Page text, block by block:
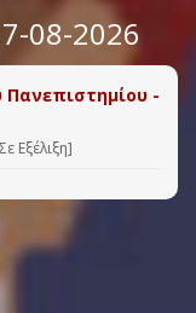
08-2026
Πανεπιστημίου -
Εξέλιξη]